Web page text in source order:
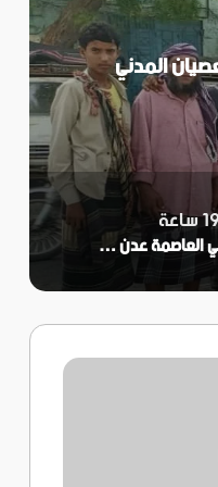
المدني
انتقالي العاصمة عدن يعلن تأييده لدعوات العصيان المدني ومطالب النقابات الجنوبية